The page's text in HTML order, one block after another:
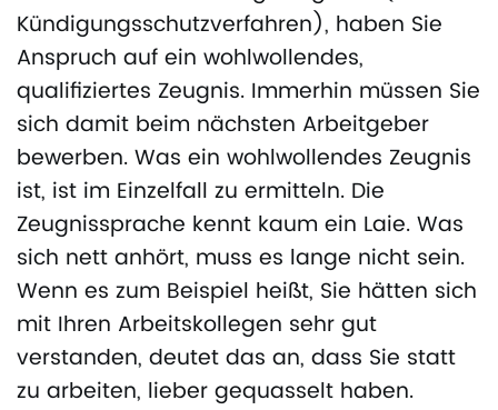
Kündigungsschutzverfahren), haben Sie
Anspruch auf ein wohlwollendes,
qualifiziertes Zeugnis. Immerhin müssen Sie
sich damit beim nächsten Arbeitgeber
bewerben. Was ein wohlwollendes Zeugnis
ist, ist im Einzelfall zu ermitteln. Die
Zeugnissprache kennt kaum ein Laie. Was
sich nett anhört, muss es lange nicht sein.
Wenn es zum Beispiel heißt, Sie hätten sich
mit Ihren Arbeitskollegen sehr gut
verstanden, deutet das an, dass Sie statt
zu arbeiten, lieber gequasselt haben.